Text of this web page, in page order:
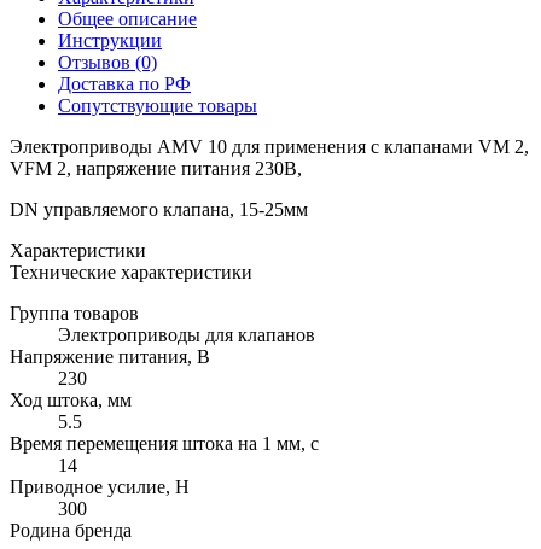
Общее описание
Инструкции
Отзывов (0)
Доставка по РФ
Сопутствующие товары
Электроприводы AMV 10 для применения с клапанами VM 2,
VFM 2, напряжение питания 230В,
DN управляемого клапана, 15-25мм
Характеристики
Технические характеристики
Группа товаров
Электроприводы для клапанов
Напряжение питания, В
230
Ход штока, мм
5.5
Время перемещения штока на 1 мм, с
14
Приводное усилие, Н
300
Родина бренда